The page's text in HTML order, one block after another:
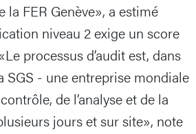
la FER Genève», a estimé
niveau 2 exige un score
processus d’audit est, dans
SGS - une entreprise mondiale
de l’analyse et de la
jours et sur site», note